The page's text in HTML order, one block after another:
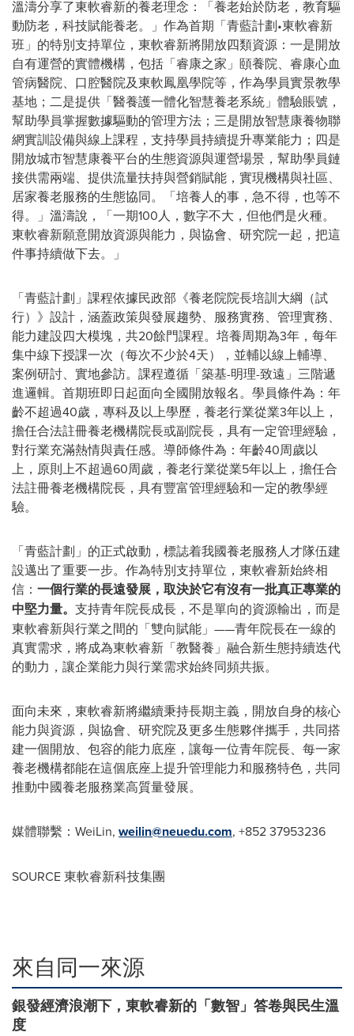
溫濤分享了東軟睿新的養老理念：「養老始於防老，教育驅
動防老，科技賦能養老。」作為首期「青藍計劃•東軟睿新
班」的特別支持單位，東軟睿新將開放四類資源：一是開放
自有運營的實體機構，包括「睿康之家」頤養院、睿康心血
管病醫院、口腔醫院及東軟鳳凰學院等，作為學員實景教學
基地；二是提供「醫養護一體化智慧養老系統」體驗賬號，
幫助學員掌握數據驅動的管理方法；三是開放智慧康養物聯
網實訓設備與線上課程，支持學員持續提升專業能力；四是
開放城市智慧康養平台的生態資源與運營場景，幫助學員鏈
接供需兩端、提供流量扶持與營銷賦能，實現機構與社區、
居家養老服務的生態協同。「培養人的事，急不得，也等不
得。」溫濤說，「一期100人，數字不大，但他們是火種。
東軟睿新願意開放資源與能力，與協會、研究院一起，把這
件事持續做下去。」
「青藍計劃」課程依據民政部《養老院院長培訓大綱（試
行）》設計，涵蓋政策與發展趨勢、服務實務、管理實務、
能力建設四大模塊，共20餘門課程。培養周期為3年，每年
集中線下授課一次（每次不少於4天），並輔以線上輔導、
案例研討、實地參訪。課程遵循「築基-明理-致遠」三階遞
進邏輯。首期班即日起面向全國開放報名。學員條件為：年
齡不超過40歲，專科及以上學歷，養老行業從業3年以上，
擔任合法註冊養老機構院長或副院長，具有一定管理經驗，
對行業充滿熱情與責任感。導師條件為：年齡40周歲以
上，原則上不超過60周歲，養老行業從業5年以上，擔任合
法註冊養老機構院長，具有豐富管理經驗和一定的教學經
驗。
「青藍計劃」的正式啟動，標誌着我國養老服務人才隊伍建
設邁出了重要一步。作為特別支持單位，東軟睿新始終相
信： 一個行業的長遠發展，取決於它有沒有一批真正專業的
中堅力量。 支持青年院長成長，不是單向的資源輸出，而是
東軟睿新與行業之間的「雙向賦能」——青年院長在一線的
真實需求，將成為東軟睿新「教醫養」融合新生態持續迭代
的動力，讓企業能力與行業需求始終同頻共振。
面向未來，東軟睿新將繼續秉持長期主義，開放自身的核心
能力與資源，與協會、研究院及更多生態夥伴攜手，共同搭
建一個開放、包容的能力底座，讓每一位青年院長、每一家
養老機構都能在這個底座上提升管理能力和服務特色，共同
推動中國養老服務業高質量發展。
媒體聯繫：WeiLin, weilin@neuedu.com, +852 37953236
SOURCE 東軟睿新科技集團
來自同一來源
銀發經濟浪潮下，東軟睿新的「數智」答卷與民生溫
度